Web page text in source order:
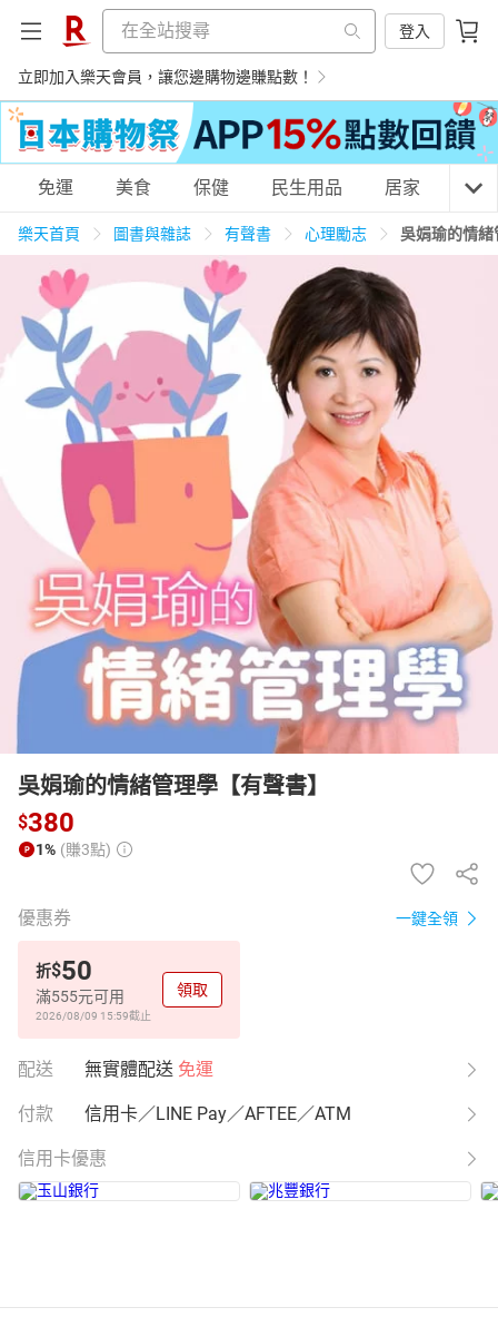
登入
立即加入樂天會員，讓您邊購物邊賺點數！
購物網分類
天天免運 美食蛋糕 養生保健 民生用品
居家生活 3C家電 運動休閒 親子玩具
女裝 男裝 化妝保養 情趣用品
日本購物 電子/紙本書
HOT
免運 美食 保健 民生用品 居家 3C
樂天首頁 圖書與雜誌 有聲書 心理勵志 吳娟瑜的情
吳娟瑜的情緒管理學【有聲書】
$380
1% (賺3點)
優惠券 一鍵全領
折$50
滿555元可用
2026/08/09 15:59截止
領取
配送 無實體配送 免運
付款 信用卡／LINE Pay／AFTEE／ATM
信用卡優惠